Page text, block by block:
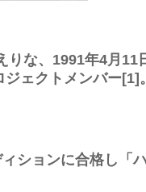
りな、1991年4月11
ェクトメンバー[1]。
ションに合格し「